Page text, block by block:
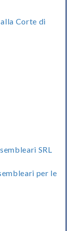
Corte di
SRL
per le